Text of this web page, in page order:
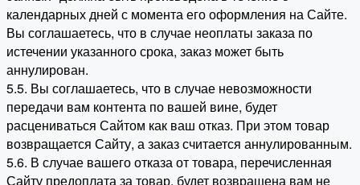
календарных дней с момента его оформления на Сайте.
Вы соглашаетесь, что в случае неоплаты заказа по
истечении указанного срока, заказ может быть
аннулирован.
5.5. Вы соглашаетесь, что в случае невозможности
передачи вам контента по вашей вине, будет
расцениваться Сайтом как ваш отказ. При этом товар
возвращается Сайту, а заказ считается аннулированным.
5.6. В случае вашего отказа от товара, перечисленная
Сайту предоплата за товар, будет возвращена вам не